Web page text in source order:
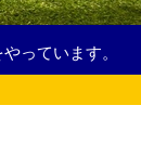
っています。